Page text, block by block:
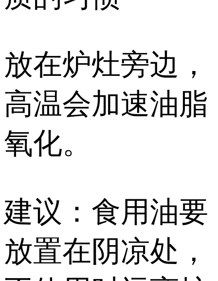
放在炉灶旁边，
高温会加速油脂
氧化。
建议：食用油要
放置在阴凉处，